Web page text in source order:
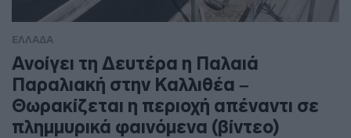
ΕΛΛΑΔΑ
Ανοίγει τη Δευτέρα η Παλαιά
Παραλιακή στην Καλλιθέα –
Θωρακίζεται η περιοχή απέναντι σε
πλημμυρικά φαινόμενα (βίντεο)